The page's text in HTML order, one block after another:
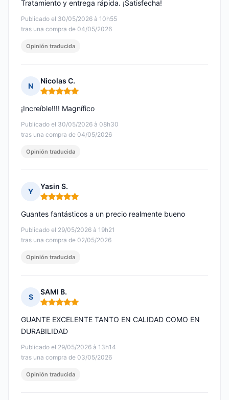
Publicado el 30/05/2026 à 10h55
tras una compra de 04/05/2026
Tratamiento y entrega rápida. ¡Satisfecha!
Opinión traducida
N
Nicolas C.
Nota: 5 de 5
Publicado el 30/05/2026 à 08h30
tras una compra de 04/05/2026
¡Increíble!!!! Magnífico
Opinión traducida
Y
Yasin S.
Nota: 5 de 5
Publicado el 29/05/2026 à 19h21
tras una compra de 02/05/2026
Guantes fantásticos a un precio realmente bueno
Opinión traducida
S
SAMI B.
Nota: 5 de 5
Publicado el 29/05/2026 à 13h14
tras una compra de 03/05/2026
GUANTE EXCELENTE TANTO EN CALIDAD COMO EN
DURABILIDAD
Opinión traducida